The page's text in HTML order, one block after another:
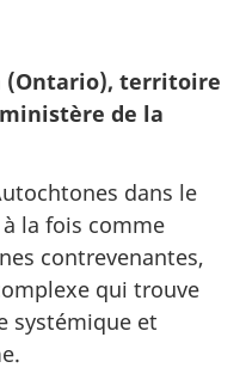
(Ontario), territoire
de la
dans le
la fois comme
contrevenantes,
qui trouve
systémique et